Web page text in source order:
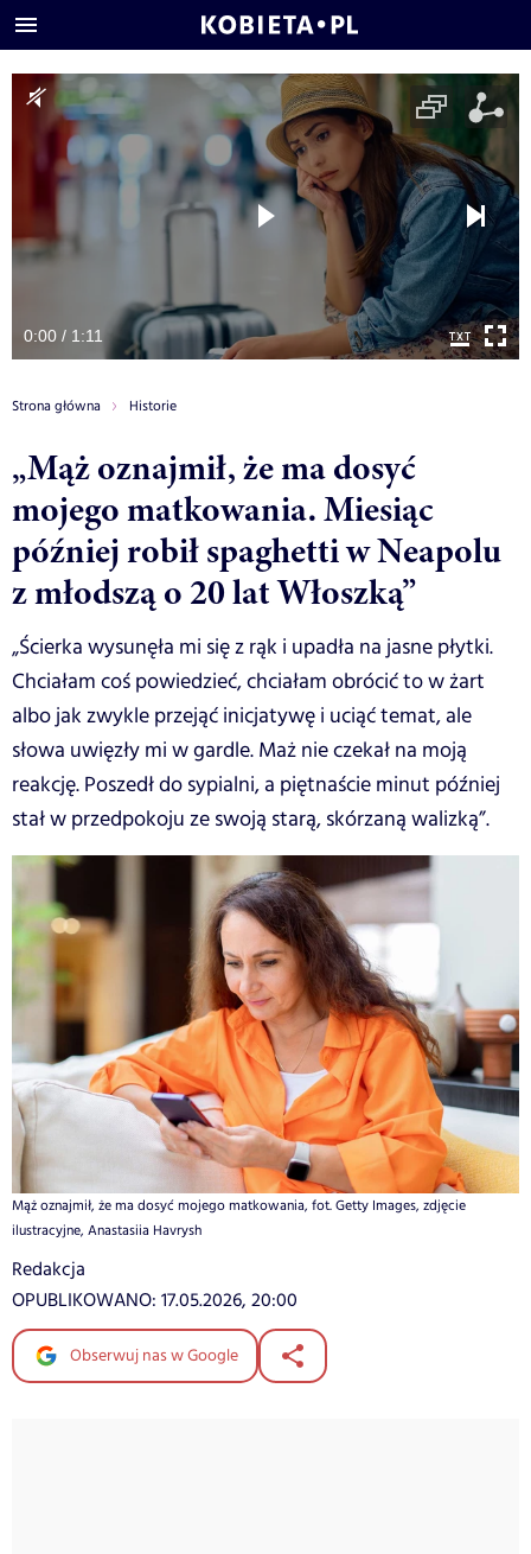
0:00 / 1:11
Strona główna Historie
„Mąż oznajmił, że ma dosyć
mojego matkowania. Miesiąc
później robił spaghetti w Neapolu
z młodszą o 20 lat Włoszką”
„Ścierka wysunęła mi się z rąk i upadła na jasne płytki.
Chciałam coś powiedzieć, chciałam obrócić to w żart
albo jak zwykle przejąć inicjatywę i uciąć temat, ale
słowa uwięzły mi w gardle. Maż nie czekał na moją
reakcję. Poszedł do sypialni, a piętnaście minut później
stał w przedpokoju ze swoją starą, skórzaną walizką”.
Mąż oznajmił, że ma dosyć mojego matkowania, fot. Getty Images, zdjęcie
ilustracyjne, Anastasiia Havrysh
Redakcja
OPUBLIKOWANO: 17.05.2026, 20:00
Obserwuj nas w Google